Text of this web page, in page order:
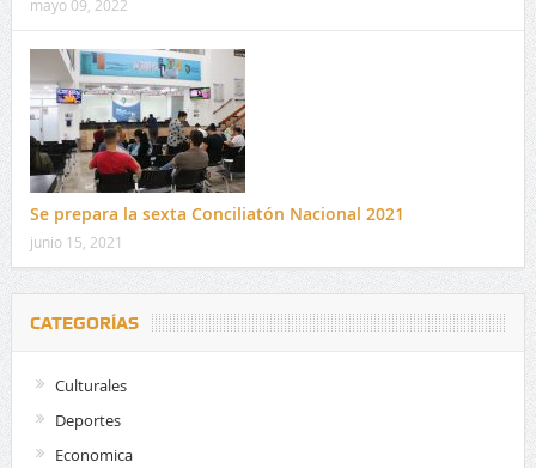
mayo 09, 2022
Se prepara la sexta Conciliatón Nacional 2021
junio 15, 2021
CATEGORÍAS
Culturales
Deportes
Economica